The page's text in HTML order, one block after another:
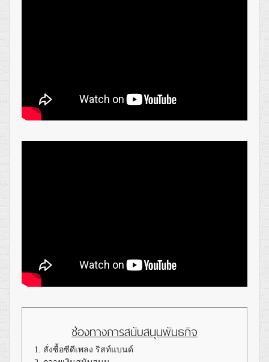
ช่องทางการสนับสนุนพันธกิจ
1. สั่งซื้อซีดีเพลง ริสท์แบนด์